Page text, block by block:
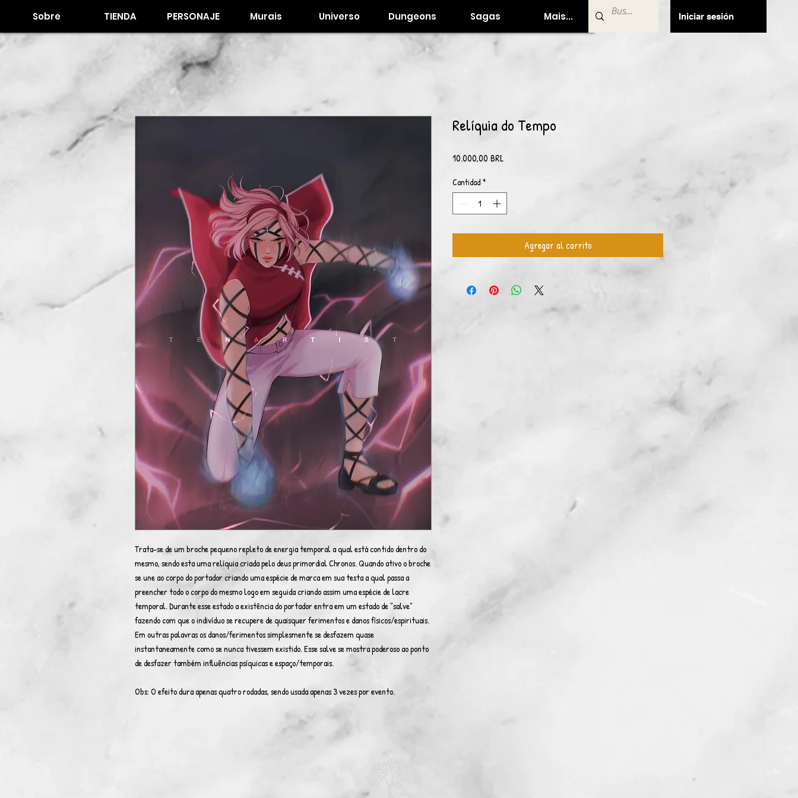
Sobre TIENDA PERSONAJE Murais Universo Dungeons Sagas Mais... Iniciar sesión
Trata-se de um broche pequeno repleto de energia temporal a qual está contido dentro do
mesmo, sendo esta uma relíquia criada pelo deus primordial Chronos. Quando ativo o broche
se une ao corpo do portador criando uma espécie de marca em sua testa a qual passa a
preencher todo o corpo do mesmo logo em seguida criando assim uma espécie de lacre
temporal. Durante esse estado a existência do portador entra em um estado de "salve"
fazendo com que o indivíduo se recupere de quaisquer ferimentos e danos físicos/espirituais.
Em outras palavras os danos/ferimentos simplesmente se desfazem quase
instantaneamente como se nunca tivessem existido. Esse salve se mostra poderoso ao ponto
de desfazer também influências psíquicas e espaço/temporais.
Obs: O efeito dura apenas quatro rodadas, sendo usada apenas 3 vezes por evento.
Relíquia do Tempo
10.000,00 BRLPrecio
Cantidad *
Agregar al carrito